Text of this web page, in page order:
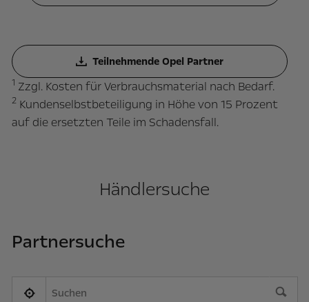
Teilnehmende Opel Partner
1 Zzgl. Kosten für Verbrauchsmaterial nach Bedarf.
2Kundenselbstbeteiligung in Höhe von 15 Prozent
auf die ersetzten Teile im Schadensfall.
Händlersuche
Partnersuche